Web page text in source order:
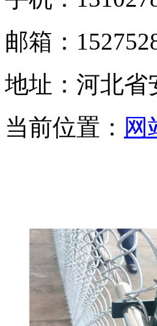
邮箱：
地址：河北省
当前位置： 网